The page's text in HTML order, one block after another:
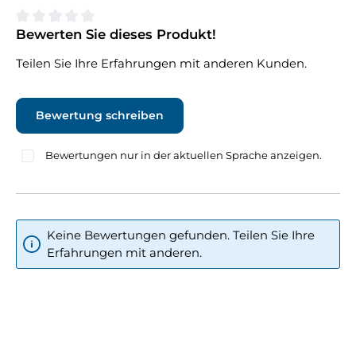
Durchschnittliche Bewertung von 0 von 5 Sternen
Bewerten Sie dieses Produkt!
Teilen Sie Ihre Erfahrungen mit anderen Kunden.
Bewertung schreiben
Bewertungen nur in der aktuellen Sprache anzeigen.
Keine Bewertungen gefunden. Teilen Sie Ihre
Erfahrungen mit anderen.